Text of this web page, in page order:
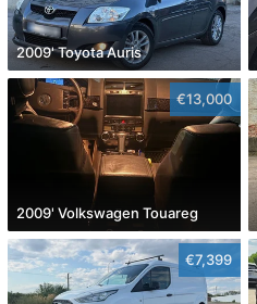
2009' Toyota Auris
€13,000
2009' Volkswagen Touareg
€7,399